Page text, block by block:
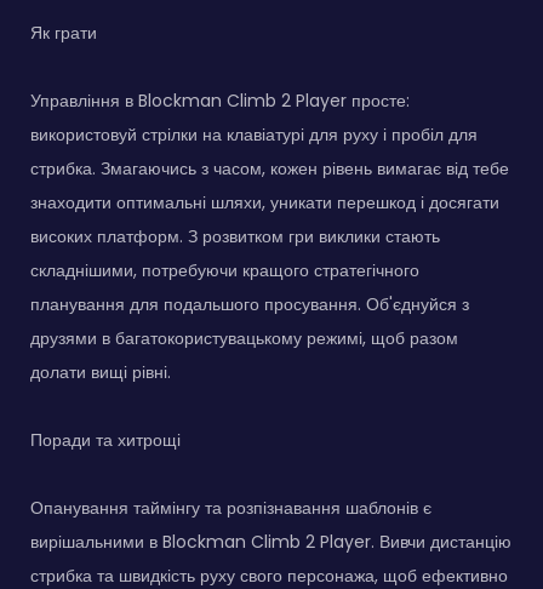
Як грати
Управління в Blockman Climb 2 Player просте:
використовуй стрілки на клавіатурі для руху і пробіл для
стрибка. Змагаючись з часом, кожен рівень вимагає від тебе
знаходити оптимальні шляхи, уникати перешкод і досягати
високих платформ. З розвитком гри виклики стають
складнішими, потребуючи кращого стратегічного
планування для подальшого просування. Об'єднуйся з
друзями в багатокористувацькому режимі, щоб разом
долати вищі рівні.
Поради та хитрощі
Опанування таймінгу та розпізнавання шаблонів є
вирішальними в Blockman Climb 2 Player. Вивчи дистанцію
стрибка та швидкість руху свого персонажа, щоб ефективно